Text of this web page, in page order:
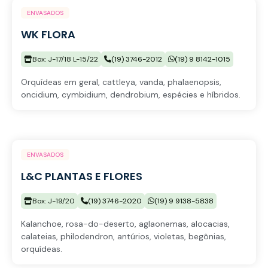
ENVASADOS
WK FLORA
Box: J-17/18 L-15/22 (19) 3746-2012 (19) 9 8142-1015
Orquídeas em geral, cattleya, vanda, phalaenopsis,
oncidium, cymbidium, dendrobium, espécies e híbridos.
ENVASADOS
L&C PLANTAS E FLORES
Box: J-19/20 (19) 3746-2020 (19) 9 9138-5838
Kalanchoe, rosa-do-deserto, aglaonemas, alocacias,
calateias, philodendron, antúrios, violetas, begônias,
orquídeas.